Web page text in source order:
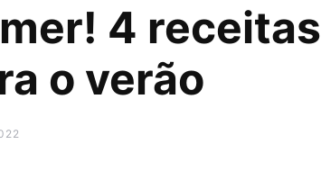
4 receitas
o verão